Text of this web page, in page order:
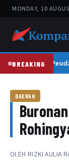
MONDAY, 10
BREAKING
SMAN 1
DAERAH
OLEH RIZKI AULIA